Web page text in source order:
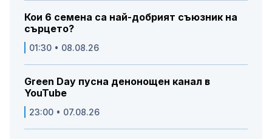
Кои 6 семена са най-добрият съюзник на
сърцето?
01:30 • 08.08.26
Green Day пусна денонощен канал в
YouTube
23:00 • 07.08.26